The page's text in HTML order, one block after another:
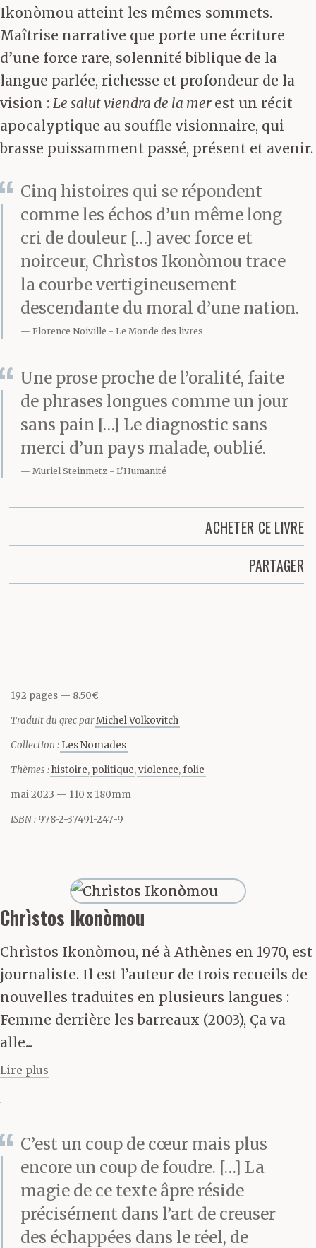
Ikonòmou atteint les mêmes sommets.
Maîtrise narrative que porte une écriture
d’une force rare, solennité biblique de la
langue parlée, richesse et profondeur de la
vision : Le salut viendra de la mer est un récit
apocalyptique au souffle visionnaire, qui
brasse puissamment passé, présent et avenir.
Cinq histoires qui se répondent
comme les échos d’un même long
cri de douleur […] avec force et
noirceur, Chrìstos Ikonòmou trace
la courbe vertigineusement
descendante du moral d’une nation.
Florence Noiville Le Monde des livres
Une prose proche de l’oralité, faite
de phrases longues comme un jour
sans pain […] Le diagnostic sans
merci d’un pays malade, oublié.
Muriel Steinmetz L'Humanité
ACHETER CE LIVRE
PARTAGER
192 pages 8.50€
Traduit du grec parMichel Volkovitch
Collection : Les Nomades
Thèmes :histoire politique violence folie
mai 2023 — 110 x 180mm
ISBN : 978-2-37491-247-9
Chrìstos Ikonòmou
Chrìstos Ikonòmou, né à Athènes en 1970, est
journaliste. Il est l’auteur de trois recueils de
nouvelles traduites en plusieurs langues :
Femme derrière les barreaux (2003), Ça va
alle...
Lire plus
C’est un coup de cœur mais plus
encore un coup de foudre. […] La
magie de ce texte âpre réside
précisément dans l’art de creuser
des échappées dans le réel, de